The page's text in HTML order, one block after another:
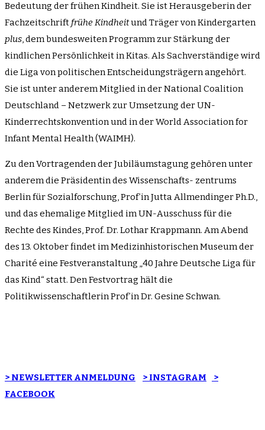
Bedeutung der frühen Kindheit. Sie ist Herausgeberin der
Fachzeitschrift frühe Kindheitund Träger von Kindergarten
plus, dem bundesweiten Programm zur Stärkung der
kindlichen Persönlichkeit in Kitas. Als Sachverständige wird
die Liga von politischen Entscheidungsträgern angehört.
Sie ist unter anderem Mitglied in der National Coalition
Deutschland – Netzwerk zur Umsetzung der UN-
Kinderrechtskonvention und in der World Association for
Infant Mental Health (WAIMH).
Zu den Vortragenden der Jubiläumstagung gehören unter
anderem die Präsidentin des Wissenschafts- zentrums
Berlin für Sozialforschung, Prof’in Jutta Allmendinger Ph.D.,
und das ehemalige Mitglied im UN-Ausschuss für die
Rechte des Kindes, Prof. Dr. Lothar Krappmann. Am Abend
des 13. Oktober findet im Medizinhistorischen Museum der
Charité eine Festveranstaltung „40 Jahre Deutsche Liga für
das Kind“ statt. Den Festvortrag hält die
Politikwissenschaftlerin Prof’in Dr. Gesine Schwan.
> NEWSLETTER ANMELDUNG > INSTAGRAM
>
FACEBOOK